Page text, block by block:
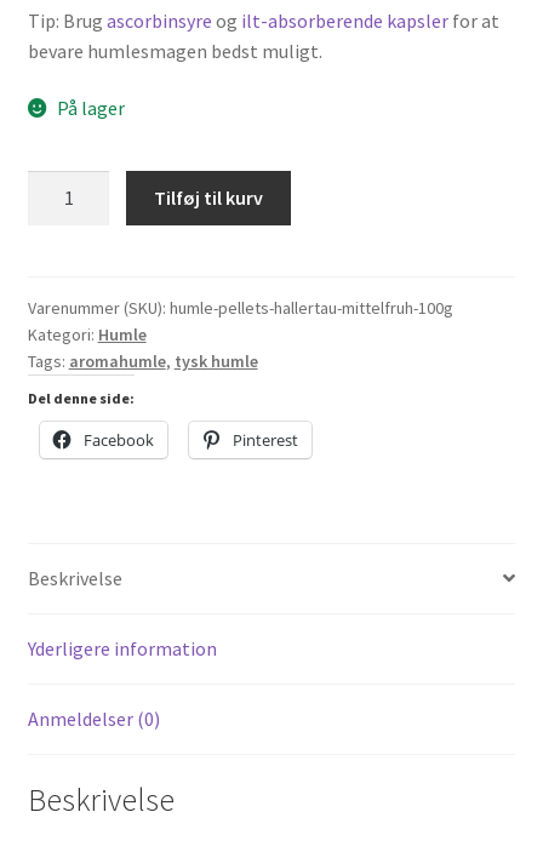
Tip: Brug ascorbinsyre og ilt-absorberende kapslerfor at
bevare humlesmagen bedst muligt.
På lager
100
gram
antal
Tilføj til kurv
Varenummer (SKU): humle-pellets-hallertau-mittelfruh-100g
Kategori: Humle
Tags: aromahumle, tysk humle
Del denne side:
Facebook Pinterest
Beskrivelse
Yderligere information
Anmeldelser (0)
Beskrivelse